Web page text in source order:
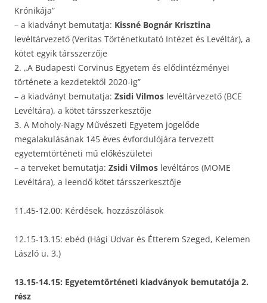
Krónikája”
– a kiadványt bemutatja: Kissné Bognár Krisztina
levéltárvezető (Veritas Történetkutató Intézet és Levéltár), a
kötet egyik társszerzője
2. „A Budapesti Corvinus Egyetem és elődintézményei
története a kezdetektől 2020-ig”
– a kiadványt bemutatja: Zsidi Vilmos levéltárvezető (BCE
Levéltára), a kötet társszerkesztője
3. A Moholy-Nagy Művészeti Egyetem jogelőde
megalakulásának 145 éves évfordulójára tervezett
egyetemtörténeti mű előkészületei
– a terveket bemutatja: Zsidi Vilmos levéltáros (MOME
Levéltára), a leendő kötet társszerkesztője
11.45-12.00: Kérdések, hozzászólások
12.15-13.15: ebéd (Hági Udvar és Étterem Szeged, Kelemen
László u. 3.)
13.15-14.15: Egyetemtörténeti kiadványok bemutatója 2.
rész